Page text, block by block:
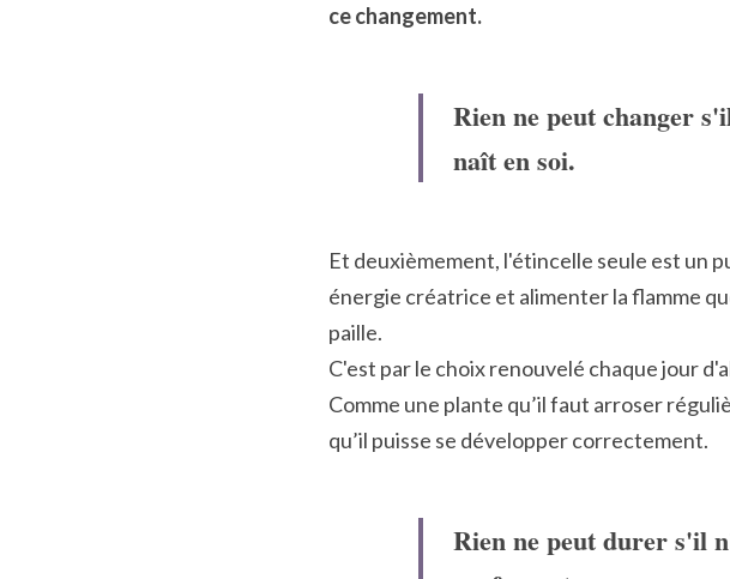
ce changement.
Rien ne peut changer
naît en soi.
Et deuxièmement, l'étincelle seule est un
énergie créatrice et alimenter la flamme
paille.
C'est par le choix renouvelé chaque jour
Comme une plante qu’il faut arroser
qu’il puisse se développer correctement.
Rien ne peut durer s'il